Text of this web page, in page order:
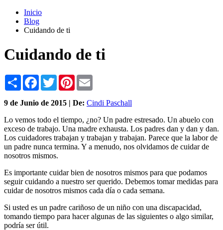
Inicio
Blog
Cuidando de ti
Cuidando de ti
Share Facebook
TwitterPinterest
9 de Junio de 2015 | De: Cindi Paschall
Lo vemos todo el tiempo, ¿no? Un padre estresado. Un abuelo con
exceso de trabajo. Una madre exhausta. Los padres dan y dan y dan.
Los cuidadores trabajan y trabajan y trabajan. Parece que la labor de
un padre nunca termina. Y a menudo, nos olvidamos de cuidar de
nosotros mismos.
Es importante cuidar bien de nosotros mismos para que podamos
seguir cuidando a nuestro ser querido. Debemos tomar medidas para
cuidar de nosotros mismos cada día o cada semana.
Si usted es un padre cariñoso de un niño con una discapacidad,
tomando tiempo para hacer algunas de las siguientes o algo similar,
podría ser útil.